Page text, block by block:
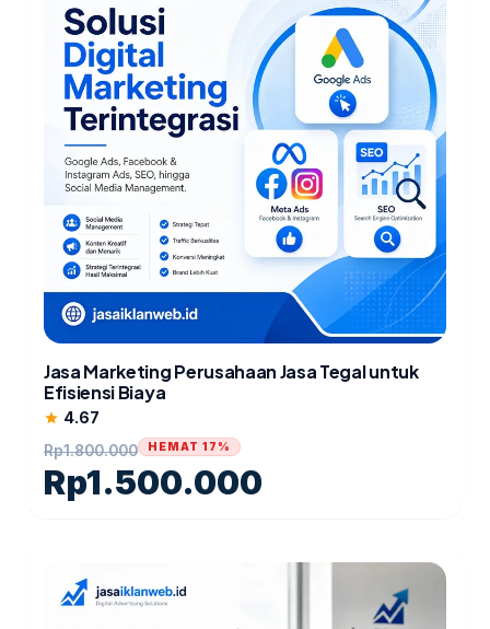
Jasa Marketing Perusahaan Jasa Tegal untuk
Efisiensi Biaya
star 4.67
Rp1.800.000
Rp1.500.000
HEMAT 17%